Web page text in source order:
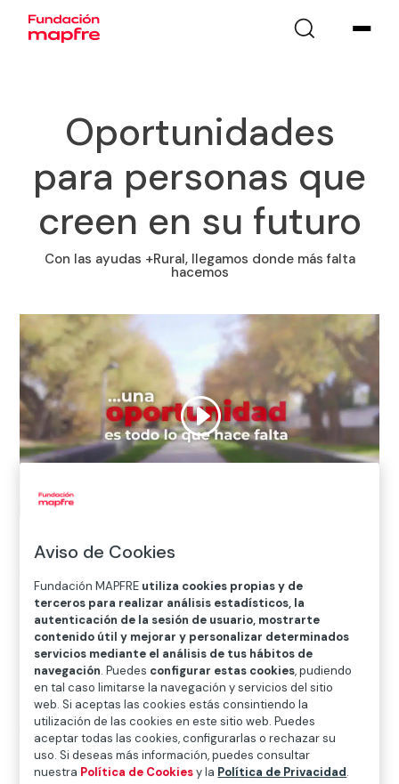
Oportunidades
para personas que
creen en su futuro
Con las ayudas +Rural, llegamos donde más falta
hacemos
en su futuro
 FSE+
Hablar deempleo en las zonas rurales de España
es hablar de personas, con sus historias y
circunstancias. Son muchas las circunstancias que
Aviso de Cookies
Fundación MAPFRE utiliza cookies propias y de
terceros para realizar análisis estadísticos, la
autenticación de la sesión de usuario, mostrarte
contenido útil y mejorar y personalizar determinados
servicios mediante el análisis de tus hábitos de
navegación. Puedes configurar estas cookies, pudiendo
en tal caso limitarse la navegación y servicios del sitio
web. Si aceptas las cookies estás consintiendo la
utilización de las cookies en este sitio web. Puedes
aceptar todas las cookies, configurarlas o rechazar su
uso. Si deseas más información, puedes consultar
nuestra Política de Cookiesy la Política de Privacidad.